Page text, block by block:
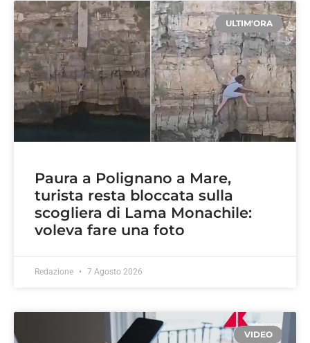
ULTIM'ORA
Paura a Polignano a Mare,
turista resta bloccata sulla
scogliera di Lama Monachile:
voleva fare una foto
Redazione 7 Agosto 2026
VIDEO